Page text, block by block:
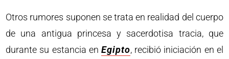
Otros rumores suponen se trata en realidad del cuerpo
de una antigua princesa y sacerdotisa tracia, que
durante su estancia en Egipto, recibió iniciación en el